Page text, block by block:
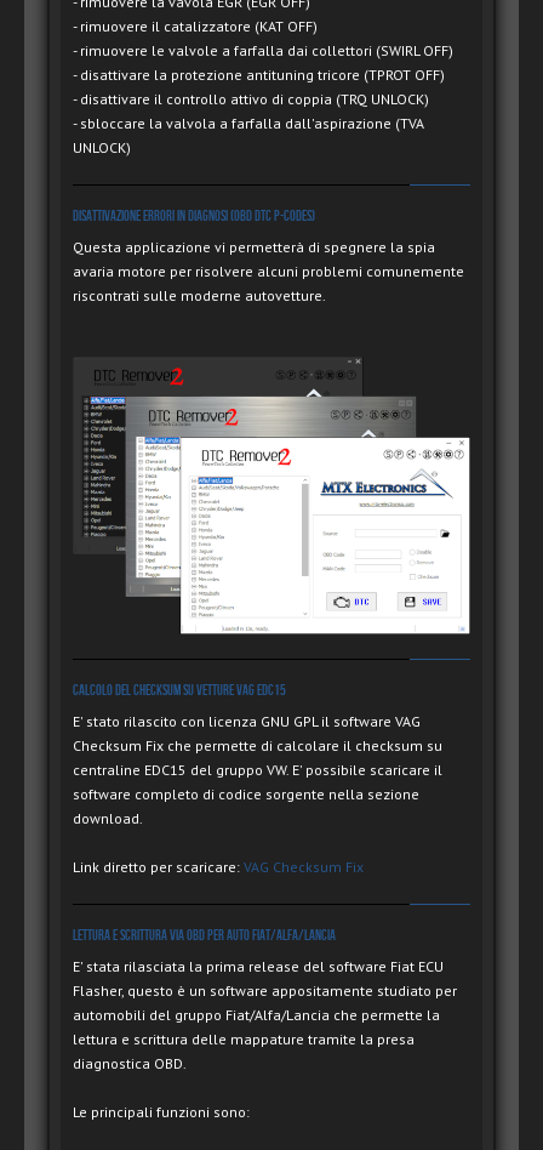
- rimuovere il catalizzatore (KAT OFF)
- rimuovere le valvole a farfalla dai collettori (SWIRL OFF)
- disattivare la protezione antituning tricore (TPROT OFF)
- disattivare il controllo attivo di coppia (TRQ UNLOCK)
- sbloccare la valvola a farfalla dall'aspirazione (TVA
UNLOCK)
Disattivazione errori in diagnosi (OBD DTC P-Codes)
Questa applicazione vi permetterà di spegnere la spia
avaria motore per risolvere alcuni problemi comunemente
riscontrati sulle moderne autovetture.
Calcolo del checksum su vetture VAG EDC15
E' stato rilascito con licenza GNU GPL il software VAG
Checksum Fix che permette di calcolare il checksum su
centraline EDC15 del gruppo VW. E' possibile scaricare il
software completo di codice sorgente nella sezione
download.
Link diretto per scaricare: VAG Checksum Fix
Lettura e Scrittura via OBD per auto Fiat/Alfa/Lancia
E' stata rilasciata la prima release del software Fiat ECU
Flasher, questo è un software appositamente studiato per
automobili del gruppo Fiat/Alfa/Lancia che permette la
lettura e scrittura delle mappature tramite la presa
diagnostica OBD.
Le principali funzioni sono: